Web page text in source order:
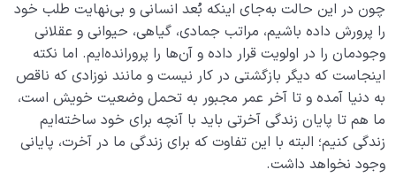
طی کرد؟
پاسخ به یک سؤال پرتکرار؛ چرا باید تقلید کنیم؟!
نسبت دنیا به آخرت 0/24
سنّت‌های الهی 0/20
چون در این حالت به‌جای اینکه بُعد انسانی و بی‌نهایت طلب خود
را پرورش داده باشیم، مراتب جمادی، گیاهی، حیوانی و عقلانی
وجودمان را در اولویت قرار داده و آن‌ها را پرورانده‌ایم. اما نکته
اینجاست که دیگر بازگشتی در کار نیست و مانند نوزادی که ناقص
به­ دنیا آمده و تا آخر عمر مجبور به تحمل وضعیت خویش است،
ما هم تا پایان زندگی آخرتی باید با آنچه برای خود ساخته‌ایم
زندگی کنیم؛ البته با این تفاوت که برای زندگی ما در آخرت، پایانی
وجود نخواهد داشت.